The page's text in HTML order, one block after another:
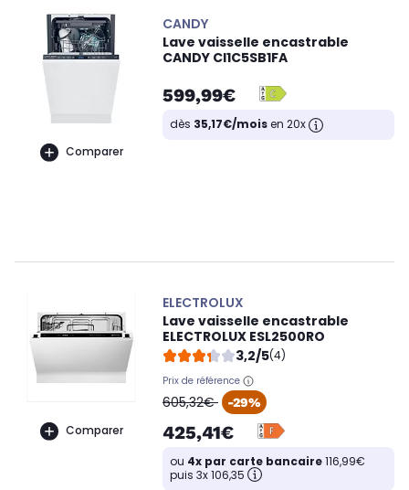
Comparer
CANDY
Lave vaisselle encastrable
CANDY CI1C5SB1FA
599,99€
dès 35,17€/moisen 20x
Comparer
ELECTROLUX
Lave vaisselle encastrable
ELECTROLUX ESL2500RO
3,2/5(4)
Prix de référence
oldPrice
605,32€ -29%
425,41€
ou 4x par carte bancaire116,99€
puis 3x 106,35